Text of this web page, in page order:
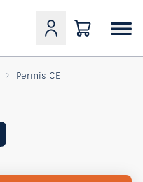
Permis CE